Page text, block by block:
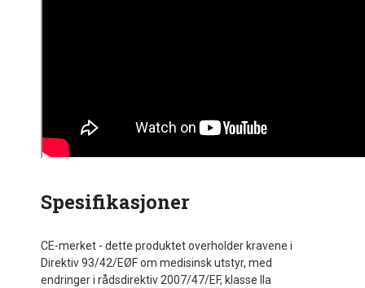
Spesifikasjoner
CE-merket - dette produktet overholder kravene i
Direktiv 93/42/EØF om medisinsk utstyr, med
endringer i rådsdirektiv 2007/47/EF, klasse IIa